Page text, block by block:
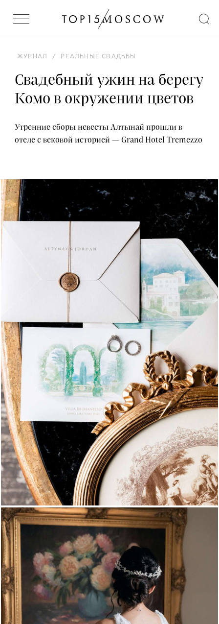
ЖУРНАЛ / РЕАЛЬНЫЕ СВАДЬБЫ
Свадебный ужин на берегу
Комо в окружении цветов
Утренние сборы невесты Алтынай прошли в
отеле с вековой историей — Grand Hotel Tremezzo